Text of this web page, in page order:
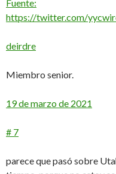
Fuente:
https://twitter.com/
deirdre
Miembro senior.
19 de marzo de 2021
# 7
parece que pasó sobre